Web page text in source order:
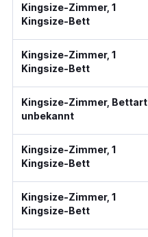
Kingsize-Zimmer, 1
Kingsize-Bett
Kingsize-Zimmer, 1
Kingsize-Bett
Kingsize-Zimmer, Bettart
unbekannt
Kingsize-Zimmer, 1
Kingsize-Bett
Kingsize-Zimmer, 1
Kingsize-Bett